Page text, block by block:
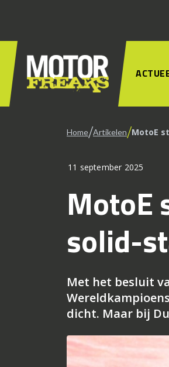
Home/Artikelen/MotoE
11 september 2025
MotoE
solid-
Met het besluit
dicht. Maar bij